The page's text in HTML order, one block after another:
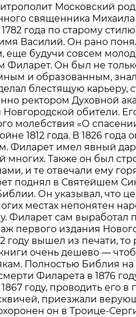
Московский
священника
года по старому
Василий. Он рано
еще будучи совсем
Филарет. Он был не
и образованным,
блестящую карьеру,
ректором Духовной
обители.
молебствия «О
1812 года. В 1826 года
Филарет имел явный
многих. Также он был
и те отвечали ему
поднял в Святейшем
Он указывал, что
местах непонятен
Филарет сам
первого издания
году вышел из печати, то
очень дешево —
Полностью Библия
Филарета в 1876
1867 году, проводить его
приезжали
он в Троице-